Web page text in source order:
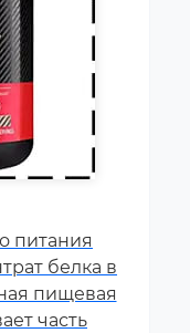
питания
белка в
пищевая
часть